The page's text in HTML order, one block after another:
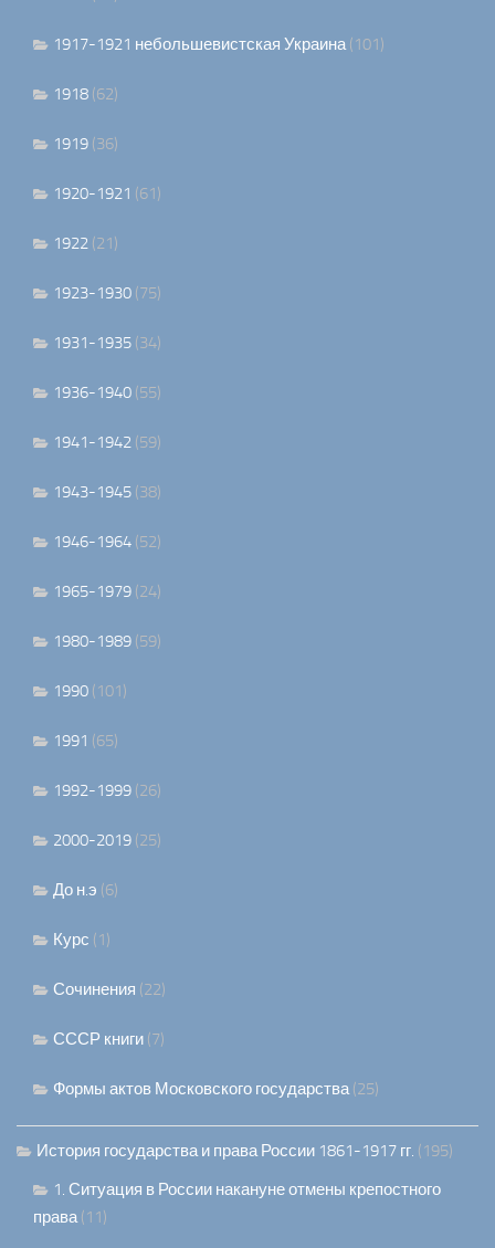
1917-1921 небольшевистская Украина(101)
1918 (62)
1919 (36)
1920-1921 (61)
1922 (21)
1923-1930 (75)
1931-1935 (34)
1936-1940 (55)
1941-1942 (59)
1943-1945 (38)
1946-1964 (52)
1965-1979 (24)
1980-1989 (59)
1990 (101)
1991 (65)
1992-1999 (26)
2000-2019 (25)
До н.э (6)
Курс (1)
Сочинения (22)
СССР книги (7)
Формы актов Московского государства(25)
История государства и права России 1861-1917 гг. (195)
1. Ситуация в России накануне отмены крепостного
права(11)